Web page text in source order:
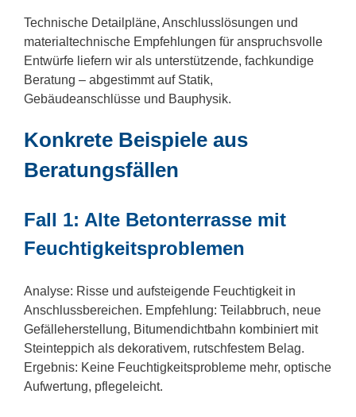
Technische Detailpläne, Anschlusslösungen und
materialtechnische Empfehlungen für anspruchsvolle
Entwürfe liefern wir als unterstützende, fachkundige
Beratung – abgestimmt auf Statik,
Gebäudeanschlüsse und Bauphysik.
Konkrete Beispiele aus
Beratungsfällen
Fall 1: Alte Betonterrasse mit
Feuchtigkeitsproblemen
Analyse: Risse und aufsteigende Feuchtigkeit in
Anschlussbereichen. Empfehlung: Teilabbruch, neue
Gefälleherstellung, Bitumendichtbahn kombiniert mit
Steinteppich als dekorativem, rutschfestem Belag.
Ergebnis: Keine Feuchtigkeitsprobleme mehr, optische
Aufwertung, pflegeleicht.